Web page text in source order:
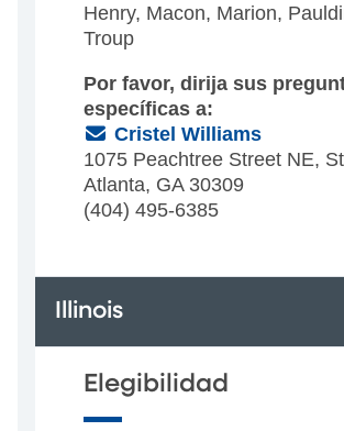
Henry, Macon, Marion,
Troup
Por favor, dirija sus
específicas a:
(Email)
Cristel Williams
1075 Peachtree Street NE,
Atlanta, GA 30309
(404) 495-6385
Illinois
Elegibilidad